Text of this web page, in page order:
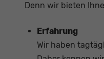
Denn wir bieten
Erfahrung
Wir haben